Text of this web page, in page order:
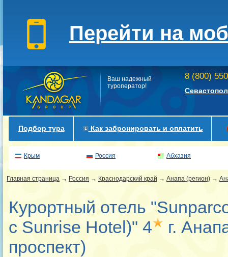
Перейти на
Ваш надежный
туроператор!
8 (800)
Подбор тура Как забронировать и оплатить
Крым Россия Абхазия
Главная страница → Россия → Краснодарский край → Анапа (регион) →
Курортный отель
с Sunrise Hotel)" 4
г.
проспект)